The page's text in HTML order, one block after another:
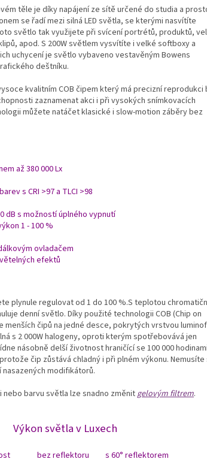
těle je díky napájení ze sítě určené do studia a
se řadí mezi silná LED světla, se kterými nasvítíte
světlo tak využijete při svícení portrétů, produktů,
apod. S 200W světlem vysvítíte i velké softboxy a
uchycení je světlo vybaveno vestavěným Bowens
deštníku.
kvalitním COB čipem který má precizní reprodukci
zaznamenat akci i při vysokých snímkovacích
můžete natáčet klasické i slow-motion záběry bez
až 380 000 Lx
s CRI >97 a TLCI >98
dB s možností úplného vypnutí
1 - 100 %
ovladačem
efektů
plynule regulovat od 1 do 100 %.S teplotou
denní světlo. Díky použité technologii COB (Chip on
menších čipů na jedné desce, pokrytých vrstvou
s 2 000W halogeny, oproti kterým spotřebovává jen
násobně delší životnost hraničící se 100 000 hodinami
čip zůstává chladný i při plném výkonu. Nemusíte
modifikátorů.
barvu světla lze snadno změnitgelovým filtrem.
Výkon světla v Luxech
bez reflektoru
s 60° reflektorem